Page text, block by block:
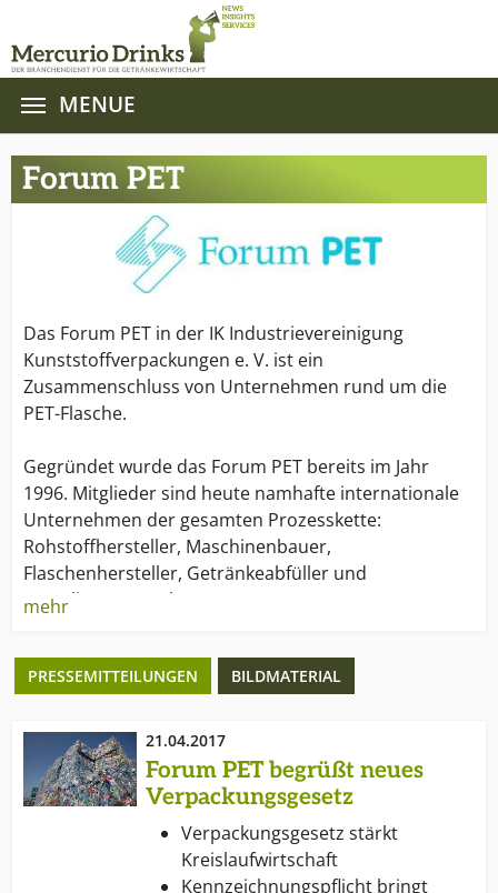
MENUE
Forum PET
Das Forum PET in der IK Industrievereinigung
Kunststoffverpackungen e. V. ist ein
Zusammenschluss von Unternehmen rund um die
PET-Flasche.
Gegründet wurde das Forum PET bereits im Jahr
1996. Mitglieder sind heute namhafte internationale
Unternehmen der gesamten Prozesskette:
Rohstoffhersteller, Maschinenbauer,
Flaschenhersteller, Getränkeabfüller und
Recyclingunternehmen.
Ziel des Forums ist, über das breite
Anwendungsspektrum, die Eigenschaften und das
kurz PET, zu informieren. Die Kommunikations- und
Öffentlichkeitsarbeit zählt daher zu den zentralen
Aufgaben des Forums. Das Forum PET ist
Meinungsbilder gegenüber Politik, Wirtschaft,
unterschiedlichsten Interessenvertretungen und
nicht zuletzt der allgemeinen Öffentlichkeit.
mehr
PRESSEMITTEILUNGEN BILDMATERIAL
21.04.2017
Forum PET begrüßt neues
Verpackungsgesetz
Verpackungsgesetz stärkt
Kreislaufwirtschaft
Kennzeichnungspflicht bringt